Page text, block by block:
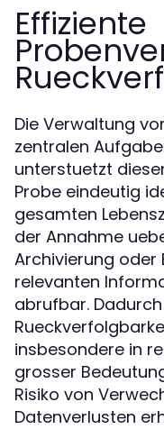
Effiziente
Die Verwaltung
zentralen
unterstuetzt
Probe eindeutig
gesamten
der Annahme
Archivierung oder
relevanten
abrufbar.
insbesondere in
grosser
Risiko von
Datenverlusten